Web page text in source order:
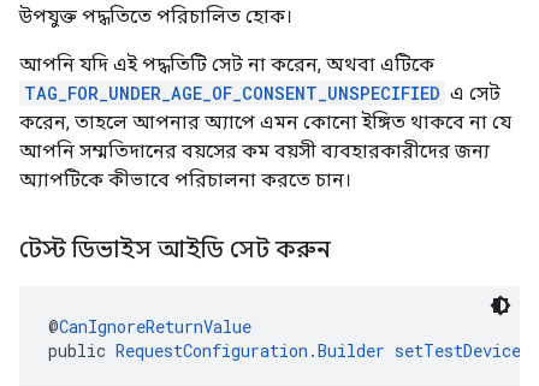
উপযুক্ত পদ্ধতিতে পরিচালিত হোক।
আপনি যদি এই পদ্ধতিটি সেট না করেন, অথবা এটিকে
TAG_FOR_UNDER_AGE_OF_CONSENT_UNSPECIFIED এ সেট
করেন, তাহলে আপনার অ্যাপে এমন কোনো ইঙ্গিত থাকবে না যে
আপনি সম্মতিদানের বয়সের কম বয়সী ব্যবহারকারীদের জন্য
অ্যাপটিকে কীভাবে পরিচালনা করতে চান।
টেস্ট ডিভাইস আইডি সেট করুন
@CanIgnoreReturnValue
public RequestConfiguration.Builder